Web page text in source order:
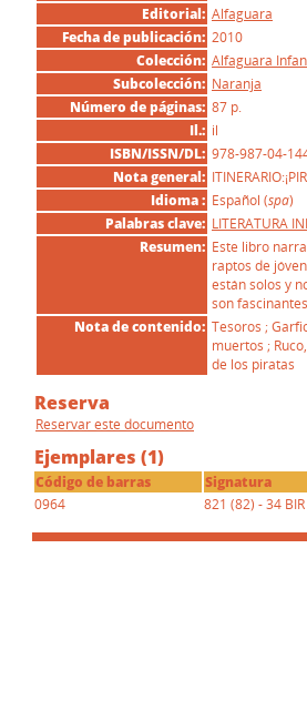
Editorial: Alfaguara
Fecha de publicación: 2010
Colección: Alfaguara
Subcolección: Naranja
Número de páginas: 87 p.
Il.: il
ISBN/ISSN/DL: 978-987-04-
Nota general:
Idioma : Español (spa)
Palabras clave: LITERATURA
Resumen: Este libro
raptos de
están solos y
son
Nota de contenido: Tesoros ;
muertos ;
de los piratas
Reserva
Reservar este documento
Ejemplares (1)
Código de barras
Signatura
0964
821 (82) - 34 BIR